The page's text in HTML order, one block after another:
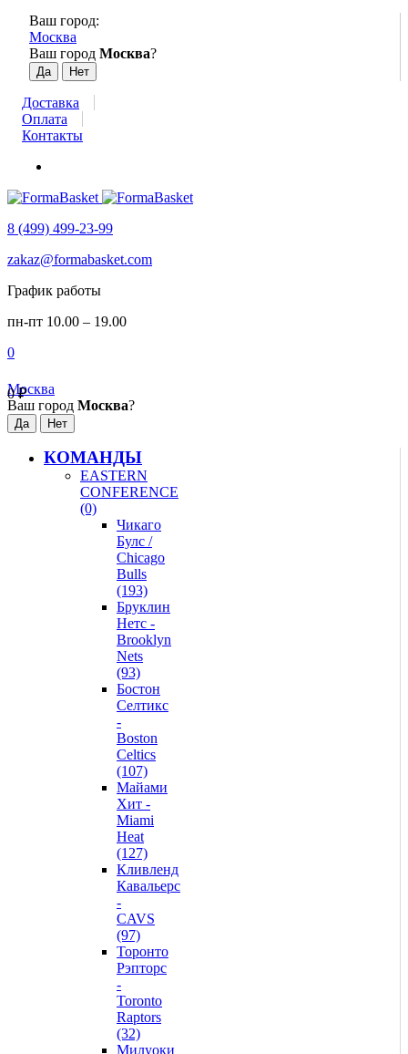
Ваш город:
Москва
Ваш город Москва?
Доставка
Оплата
Контакты
8 (499) 499-23-99
zakaz@formabasket.com
График работы
пн-пт 10.00 – 19.00
0
0₽
Москва
Ваш город Москва?
КОМАНДЫ
EASTERN
CONFERENCE
(0)
Чикаго
Булс /
Chicago
Bulls
(193)
Бруклин
Нетс -
Brooklyn
Nets
(93)
Бостон
Селтикс
-
Boston
Celtics
(107)
Майами
Хит -
Miami
Heat
(127)
Кливленд
Кавальерс
-
CAVS
(97)
Торонто
Рэпторс
-
Toronto
Raptors
(32)
Милуоки